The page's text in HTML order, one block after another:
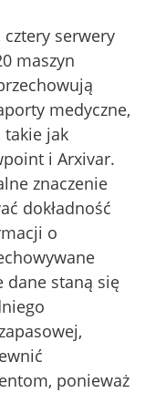
serwery
maszyn
medyczne,
takie jak
i Arxivar.
znaczenie
dokładność
o
dane staną się
ponieważ